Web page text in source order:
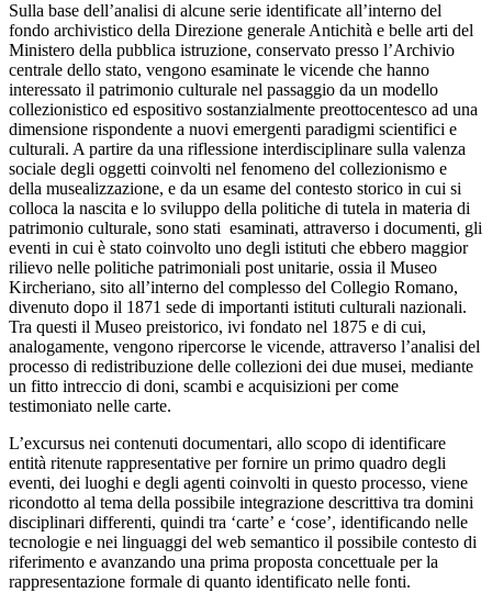
Sulla base dell’analisi di alcune serie identificate all’interno del
fondo archivistico della Direzione generale Antichità e belle arti del
Ministero della pubblica istruzione, conservato presso l’Archivio
centrale dello stato, vengono esaminate le vicende che hanno
interessato il patrimonio culturale nel passaggio da un modello
collezionistico ed espositivo sostanzialmente preottocentesco ad una
dimensione rispondente a nuovi emergenti paradigmi scientifici e
culturali. A partire da una riflessione interdisciplinare sulla valenza
sociale degli oggetti coinvolti nel fenomeno del collezionismo e
della musealizzazione, e da un esame del contesto storico in cui si
colloca la nascita e lo sviluppo della politiche di tutela in materia di
patrimonio culturale, sono stati esaminati, attraverso i documenti, gli
eventi in cui è stato coinvolto uno degli istituti che ebbero maggior
rilievo nelle politiche patrimoniali post unitarie, ossia il Museo
Kircheriano, sito all’interno del complesso del Collegio Romano,
divenuto dopo il 1871 sede di importanti istituti culturali nazionali.
Tra questi il Museo preistorico, ivi fondato nel 1875 e di cui,
analogamente, vengono ripercorse le vicende, attraverso l’analisi del
processo di redistribuzione delle collezioni dei due musei, mediante
un fitto intreccio di doni, scambi e acquisizioni per come
testimoniato nelle carte.
L’excursus nei contenuti documentari, allo scopo di identificare
entità ritenute rappresentative per fornire un primo quadro degli
eventi, dei luoghi e degli agenti coinvolti in questo processo, viene
ricondotto al tema della possibile integrazione descrittiva tra domini
disciplinari differenti, quindi tra ‘carte’ e ‘cose’, identificando nelle
tecnologie e nei linguaggi del web semantico il possibile contesto di
riferimento e avanzando una prima proposta concettuale per la
rappresentazione formale di quanto identificato nelle fonti.